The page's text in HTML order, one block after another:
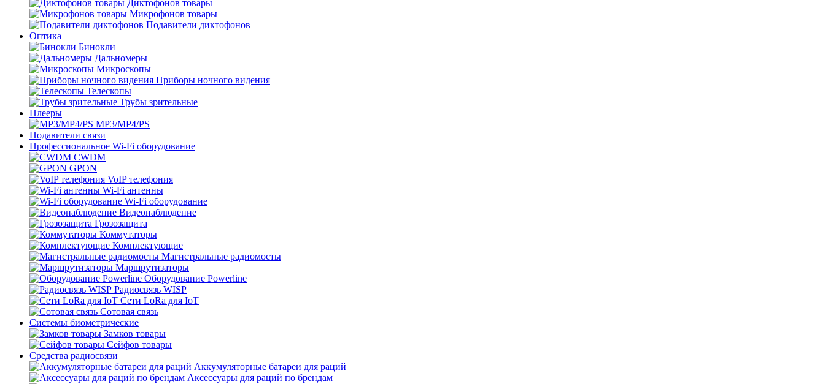
Диктофонов товары
Микрофонов товары
Подавители диктофонов
Оптика
Бинокли
Дальномеры
Микроскопы
Приборы ночного видения
Телескопы
Трубы зрительные
Плееры
MP3/MP4/PS
Подавители связи
Профессиональное Wi-Fi оборудование
CWDM
GPON
VoIP телефония
Wi-Fi антенны
Wi-Fi оборудование
Видеонаблюдение
Грозозащита
Коммутаторы
Комплектующие
Магистральные радиомосты
Маршрутизаторы
Оборудование Powerline
Радиосвязь WISP
Сети LoRa для IoT
Сотовая связь
Системы биометрические
Замков товары
Сейфов товары
Средства радиосвязи
Аккумуляторные батареи для раций
Аксессуары для раций по брендам